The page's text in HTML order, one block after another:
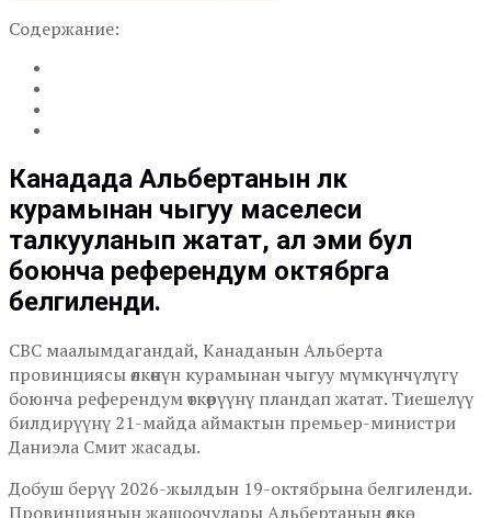
Содержание:
Канадада Альбертанын өлкө
курамынан чыгуу маселеси
талкууланып жатат, ал эми бул
боюнча референдум октябрга
белгиленди.
CBC маалымдагандай, Канаданын Альберта
провинциясы өлкөнүн курамынан чыгуу мүмкүнчүлүгү
боюнча референдум өткөрүүнү пландап жатат. Тиешелүү
билдирүүнү 21-майда аймактын премьер-министри
Даниэла Смит жасады.
Добуш берүү 2026-жылдын 19-октябрына белгиленди.
Провинциянын жашоочулары Альбертанын өлкө